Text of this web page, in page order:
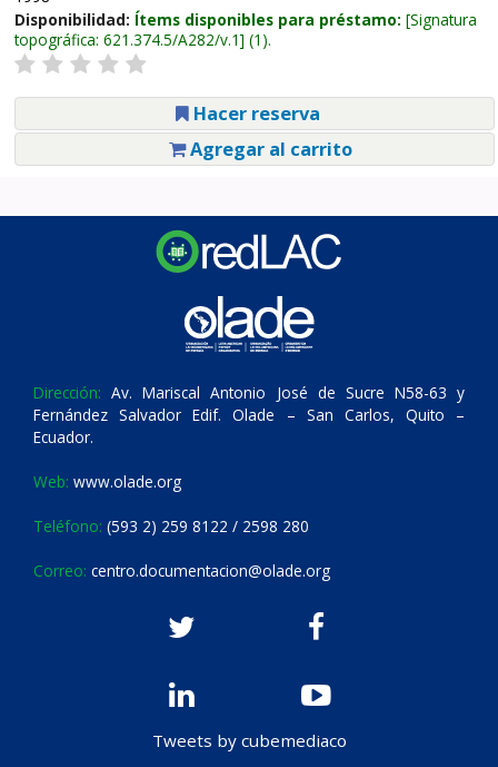
Disponibilidad: Ítems disponibles para préstamo: Signatura
topográfica: 621.374.5/A282/v.1 (1).
Hacer reserva
Agregar al carrito
Dirección: Av. Mariscal Antonio José de Sucre N58-63 y
Fernández Salvador Edif. Olade – San Carlos, Quito –
Ecuador.
Web: www.olade.org
Teléfono: (593 2) 259 8122 / 2598 280
Correo: centro.documentacion@olade.org
Tweets by cubemediaco